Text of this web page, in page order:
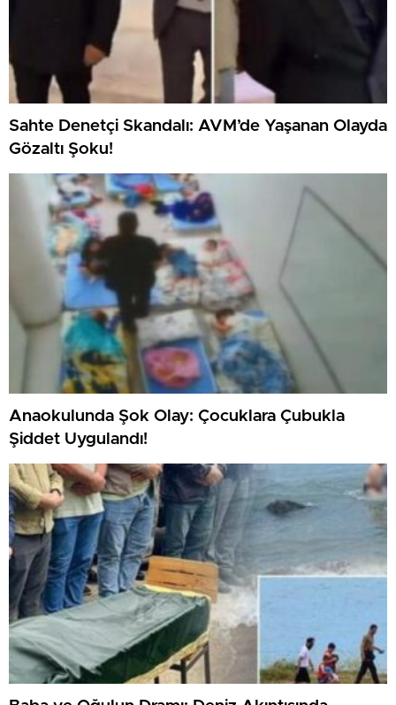
Sahte Denetçi Skandalı: AVM’de Yaşanan Olayda
Gözaltı Şoku!
Anaokulunda Şok Olay: Çocuklara Çubukla
Şiddet Uygulandı!